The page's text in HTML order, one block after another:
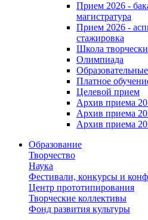
Прием 2026 -
магистратура
Прием 2026 -
стажировка
Школа
Олимпиада
Платное
Целевой прием
Архив приема
Архив приема
Архив приема
Образование
Творчество
Наука
Фестивали, конкурсы и
Центр прототипирования
Творческие коллективы
Фонд развития культуры